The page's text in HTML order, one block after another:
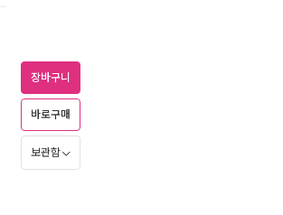
장바구니
바로구매
보관함